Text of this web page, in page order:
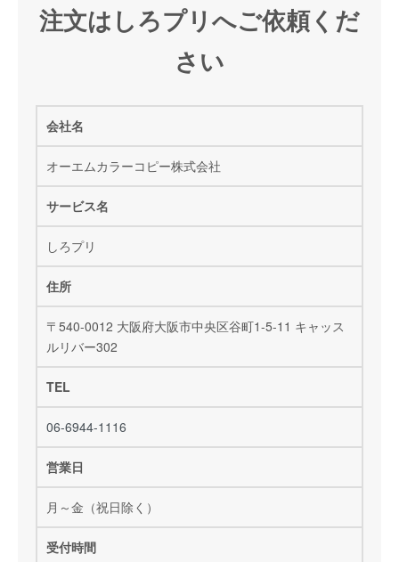
注文はしろプリへご依頼くだ
さい
会社名
オーエムカラーコピー株式会社
サービス名
しろプリ
住所
〒540-0012 大阪府大阪市中央区谷町1-5-11 キャッス
ルリバー302
TEL
06-6944-1116
営業日
月～金（祝日除く）
受付時間